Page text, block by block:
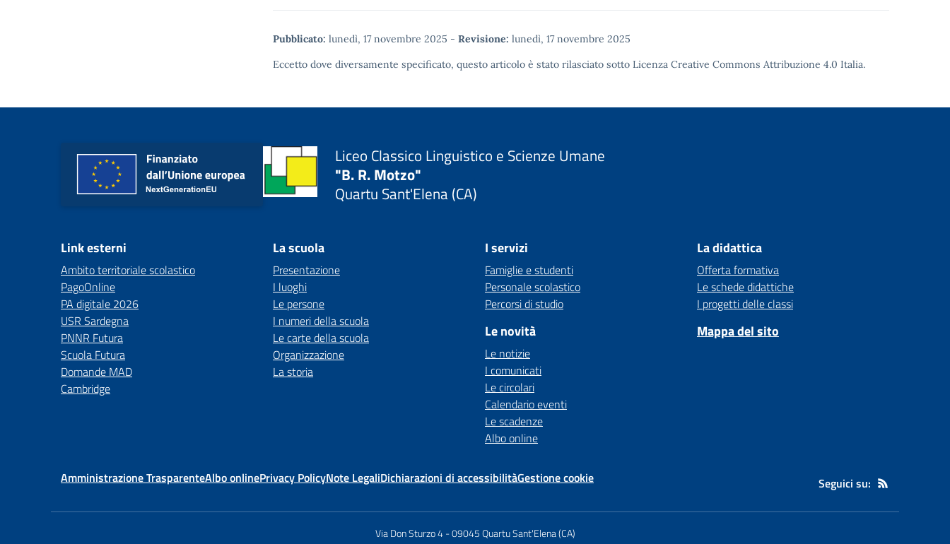
Pubblicato: lunedì, 17 novembre 2025 - Revisione: lunedì, 17 novembre 2025
Eccetto dove diversamente specificato, questo articolo è stato rilasciato sotto Licenza Creative Commons Attribuzione 4.0 Italia.
Liceo Classico Linguistico e Scienze Umane
"B. R. Motzo"
Quartu Sant'Elena (CA)
Link esterni
Ambito territoriale scolastico
PagoOnline
PA digitale 2026
USR Sardegna
PNNR Futura
Scuola Futura
Domande MAD
Cambridge
La scuola
Presentazione
I luoghi
Le persone
I numeri della scuola
Le carte della scuola
Organizzazione
La storia
I servizi
Famiglie e studenti
Personale scolastico
Percorsi di studio
Le novità
Le notizie
I comunicati
Le circolari
Calendario eventi
Le scadenze
Albo online
La didattica
Offerta formativa
Le schede didattiche
I progetti delle classi
Mappa del sito
Amministrazione TrasparenteAlbo onlinePrivacy PolicyNote LegaliDichiarazioni di accessibilitàGestione cookie Seguici su:
Via Don Sturzo 4 -09045 Quartu Sant'Elena (CA)